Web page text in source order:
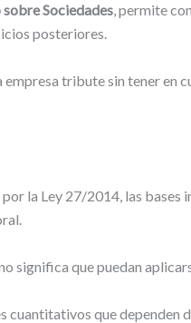
Sociedades, permite
posteriores.
empresa tribute sin tener en
la Ley 27/2014, las bases
significa que puedan
cuantitativos que dependen